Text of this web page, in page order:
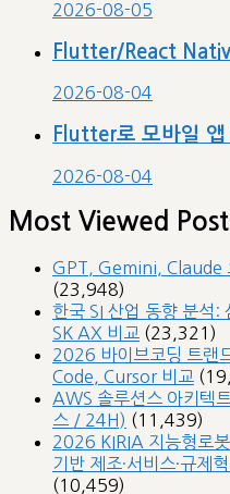
2026-08-05
Flutter/React
2026-08-04
Flutter로 모바일 앱
2026-08-04
Most Viewed
GPT, Gemini, Claude
(23,948)
한국 SI 산업 동향 분석:
SK AX 비교 (23,321)
2026 바이브코딩 트
Code, Cursor 비교
AWS 솔루션스 아키텍
스 / 24H) (11,439)
2026 KIRIA 지능형로
기반 제조·서비스·규제
(10,459)